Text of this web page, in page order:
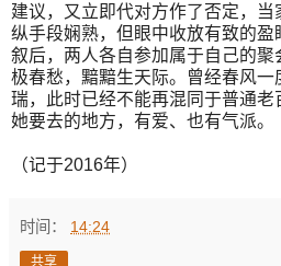
建议，又立即代对方作了否定，
纵手段娴熟，但眼中收放有致的
叙后，两人各自参加属于自己的
极春愁，黯黯生天际。曾经春风
瑞，此时已经不能再混同于普通老
她要去的地方，有爱、也有气派。
（记于2016年）
时间： 14:24
共享